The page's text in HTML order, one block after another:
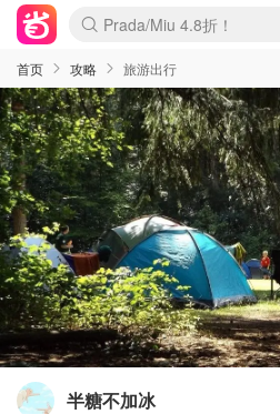
麦卢卡蜂蜜夏促！个位数！
Prada/Miu 4.8折！
啥？必胜客披萨5折！
首页 攻略 旅游出行
半糖不加冰